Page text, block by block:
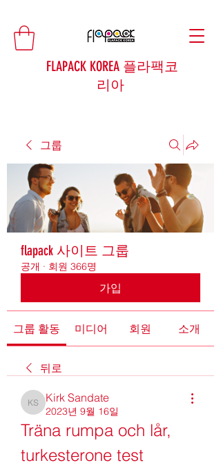
FLAPACK KOREA 플라팩코
리아
그룹
flapack 사이트 그룹
공개 · 회원 366명
가입
그룹 활동 미디어 회원 소개
뒤로
Kirk Sandate
Kirk Sandate
2023년 9월 16일
Träna rumpa och lår,
turkesterone test